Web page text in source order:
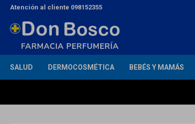
SALUD DERMOCOSMÉTICA BEBÉS Y MAMÁS
Atención al cliente 098152355